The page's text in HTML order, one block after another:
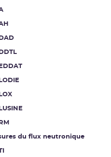
du flux neutronique